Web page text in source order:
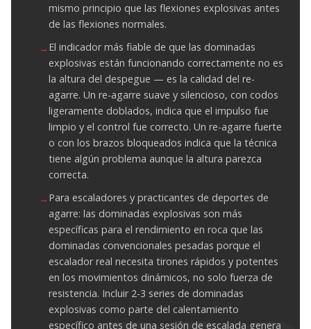
mismo principio que las flexiones explosivas antes
de las flexiones normales.
El indicador más fiable de que las dominadas
explosivas están funcionando correctamente no es
la altura del despegue — es la calidad del re-
agarre. Un re-agarre suave y silencioso, con codos
ligeramente doblados, indica que el impulso fue
limpio y el control fue correcto. Un re-agarre fuerte
o con los brazos bloqueados indica que la técnica
tiene algún problema aunque la altura parezca
correcta.
Para escaladores y practicantes de deportes de
agarre: las dominadas explosivas son más
específicas para el rendimiento en roca que las
dominadas convencionales pesadas porque el
escalador real necesita tirones rápidos y potentes
en los movimientos dinámicos, no solo fuerza de
resistencia. Incluir 2-3 series de dominadas
explosivas como parte del calentamiento
específico antes de una sesión de escalada genera